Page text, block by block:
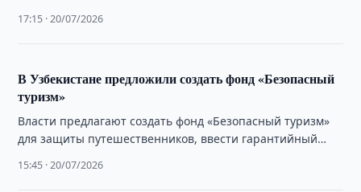
17:15 · 20/07/2026
В Узбекистане предложили создать фонд «Безопасный
туризм»
Власти предлагают создать фонд «Безопасный туризм»
для защиты путешественников, ввести гарантийный
15:45 · 20/07/2026